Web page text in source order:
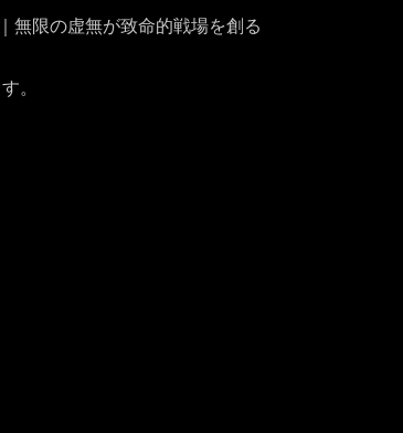
無限の虚無が致命的戦場を創る
。